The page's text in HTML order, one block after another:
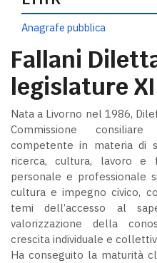
Anagrafe pubblica
Fallani
legislature
Nata a Livorno nel 1986,
Commissione
competente in materia di
ricerca, cultura, lavoro e
personale e professionale
cultura e impegno civico,
temi dell’accesso al
valorizzazione della
crescita individuale e
Ha conseguito la maturità